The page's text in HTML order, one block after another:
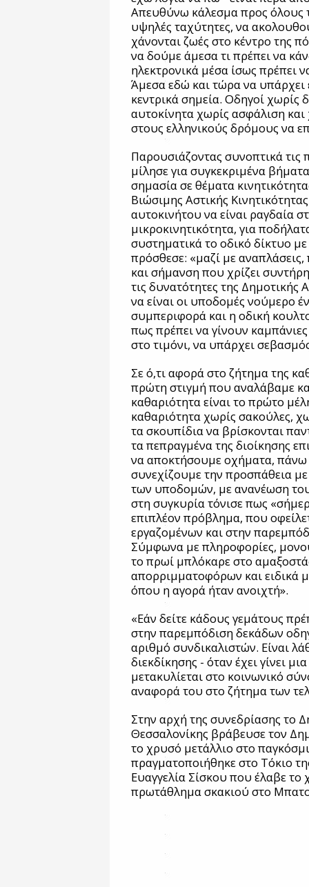
Απευθύνω κάλεσμα προς όλους
υψηλές ταχύτητες, να
χάνονται ζωές στο κέντρο της
να δούμε άμεσα τι πρέπει να
ηλεκτρονικά μέσα ίσως πρέπει
Άμεσα εδώ και τώρα να υπάρχει
κεντρικά σημεία. Οδηγοί χωρίς
αυτοκίνητα χωρίς ασφάλιση
στους ελληνικούς δρόμους να
Παρουσιάζοντας συνοπτικά τις
μίλησε για συγκεκριμένα
σημασία σε θέματα
Βιώσιμης Αστικής
αυτοκινήτου να είναι ραγδαία
μικροκινητικότητα, για
συστηματικά το οδικό δίκτυο
πρόσθεσε: «μαζί με
και σήμανση που χρίζει
τις δυνατότητες της Δημοτικής
να είναι οι υποδομές νούμερο
συμπεριφορά και η οδική
πως πρέπει να γίνουν
στο τιμόνι, να υπάρχει
Σε ό,τι αφορά στο ζήτημα της
πρώτη στιγμή που αναλάβαμε
καθαριότητα είναι το πρώτο
καθαριότητα χωρίς σακούλες,
τα σκουπίδια να βρίσκονται
τα πεπραγμένα της διοίκησης
να αποκτήσουμε οχήματα, πάνω
συνεχίζουμε την προσπάθεια
των υποδομών, με ανανέωση
στη συγκυρία τόνισε πως
επιπλέον πρόβλημα, που
εργαζομένων και στην
Σύμφωνα με πληροφορίες,
το πρωί μπλόκαρε στο
απορριμματοφόρων και ειδικά
όπου η αγορά ήταν ανοιχτή».
«Εάν δείτε κάδους γεμάτους
στην παρεμπόδιση δεκάδων
αριθμό συνδικαλιστών. Είναι
διεκδίκησης - όταν έχει γίνει
μετακυλίεται στο κοινωνικό
αναφορά του στο ζήτημα των
Στην αρχή της συνεδρίασης το
Θεσσαλονίκης βράβευσε τον
το χρυσό μετάλλιο στο
πραγματοποιήθηκε στο Τόκιο
Ευαγγελία Σίσκου που έλαβε το
πρωτάθλημα σκακιού στο